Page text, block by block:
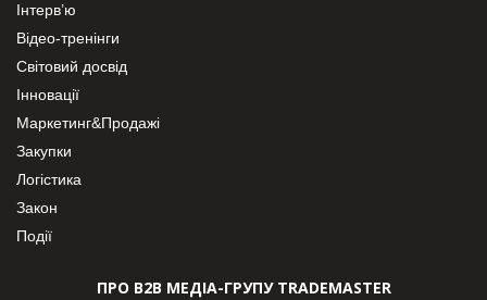
Інтерв’ю
Відео-тренінги
Світовий досвід
Інновації
Маркетинг&Продажі
Закупки
Логістика
Закон
Події
ПРО В2В МЕДІА-ГРУПУ TRADEMASTER